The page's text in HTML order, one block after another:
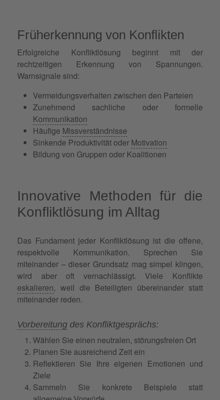
Früherkennung von Konflikten
Erfolgreiche Konfliktlösung beginnt mit der
rechtzeitigen Erkennung von Spannungen.
Warnsignale sind:
Vermeidungsverhalten zwischen den Parteien
Zunehmend sachliche oder formelle
Kommunikation
Häufige Missverständnisse
Sinkende Produktivität oder Motivation
Bildung von Gruppen oder Koalitionen
Innovative Methoden für die
Konfliktlösung im Alltag
Das Fundament jeder Konfliktlösung ist die offene,
respektvolle Kommunikation. Sprechen Sie
miteinander – dieser Grundsatz mag simpel klingen,
wird aber oft vernachlässigt. Viele Konflikte
eskalieren, weil die Beteiligten übereinander statt
miteinander reden.
Vorbereitung des Konfliktgesprächs:
Wählen Sie einen neutralen, störungsfreien Ort
Planen Sie ausreichend Zeit ein
Reflektieren Sie Ihre eigenen Emotionen und
Ziele
Sammeln Sie konkrete Beispiele statt